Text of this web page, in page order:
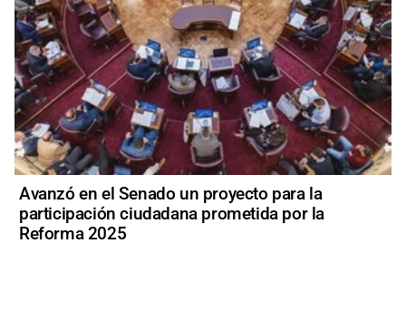
Avanzó en el Senado un proyecto para la
participación ciudadana prometida por la
Reforma 2025